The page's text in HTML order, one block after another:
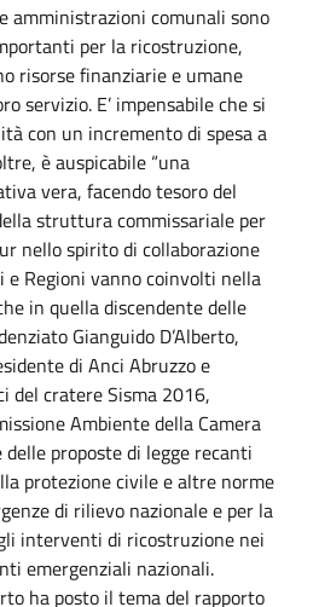
amministrazioni comunali sono
per la ricostruzione,
risorse finanziarie e umane
servizio. E’ impensabile che si
con un incremento di spesa a
è auspicabile “una
vera, facendo tesoro del
struttura commissariale per
nello spirito di collaborazione
Regioni vanno coinvolti nella
in quella discendente delle
Gianguido D’Alberto,
di Anci Abruzzo e
del cratere Sisma 2016,
Ambiente della Camera
delle proposte di legge recanti
protezione civile e altre norme
di rilievo nazionale e per la
interventi di ricostruzione nei
emergenziali nazionali.
ha posto il tema del rapporto